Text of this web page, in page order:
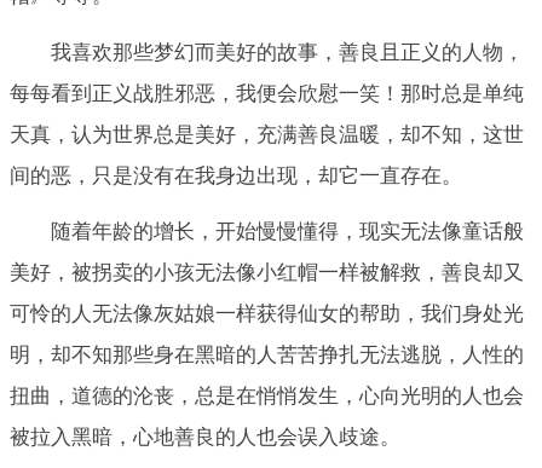
我喜欢那些梦幻而美好的故事，善良且正义的人物，
每每看到正义战胜邪恶，我便会欣慰一笑！那时总是单纯
天真，认为世界总是美好，充满善良温暖，却不知，这世
间的恶，只是没有在我身边出现，却它一直存在。
随着年龄的增长，开始慢慢懂得，现实无法像童话般
美好，被拐卖的小孩无法像小红帽一样被解救，善良却又
可怜的人无法像灰姑娘一样获得仙女的帮助，我们身处光
明，却不知那些身在黑暗的人苦苦挣扎无法逃脱，人性的
扭曲，道德的沦丧，总是在悄悄发生，心向光明的人也会
被拉入黑暗，心地善良的人也会误入歧途。